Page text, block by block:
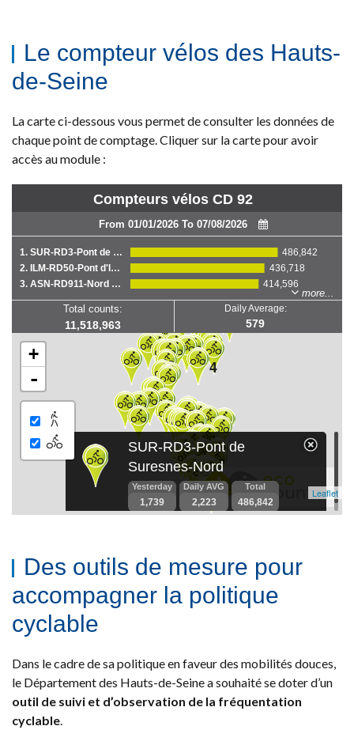
Le compteur vélos des Hauts-
de-Seine
La carte ci-dessous vous permet de consulter les données de
chaque point de comptage. Cliquer sur la carte pour avoir
accès au module :
Des outils de mesure pour
accompagner la politique
cyclable
Dans le cadre de sa politique en faveur des mobilités douces,
le Département des Hauts-de-Seine a souhaité se doter d’un
outil de suivi et d’observation de la fréquentation
cyclable.